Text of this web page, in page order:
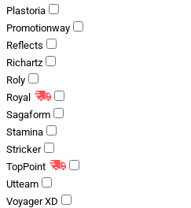
Plastoria
Promotionway
Reflects
Richartz
Roly
Royal
Sagaform
Stamina
Stricker
TopPoint
Utteam
Voyager XD